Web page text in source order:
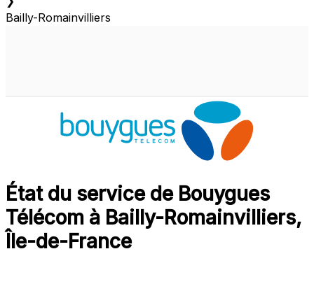
Bailly-Romainvilliers
État du service de Bouygues
Télécom à Bailly-Romainvilliers,
Île-de-France